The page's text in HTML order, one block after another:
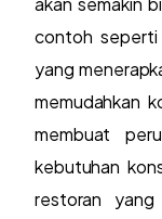
contoh seperti
yang
memudahkan
membuat
kebutuhan
restoran yang